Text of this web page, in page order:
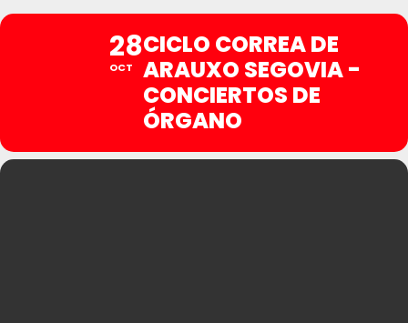
28
OCT
CICLO CORREA DE
ARAUXO SEGOVIA -
CONCIERTOS DE
ÓRGANO